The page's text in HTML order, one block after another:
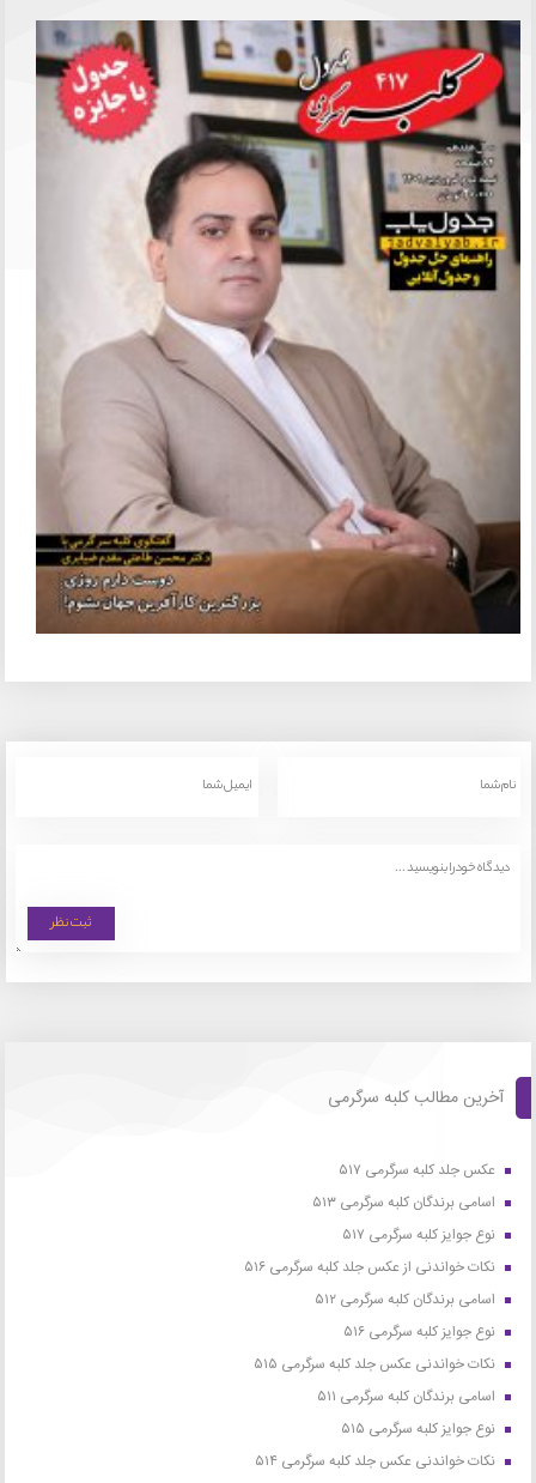
آخرین مطالب کلبه سرگرمی
عکس جلد کلبه سرگرمی ۵۱۷
اسامی برندگان کلبه سرگرمی ۵۱۳
نوع جوایز کلبه سرگرمی ۵۱۷
نکات خواندنی از عکس جلد کلبه سرگرمی ۵۱۶
اسامی برندگان کلبه سرگرمی ۵۱۲
نوع جوایز کلبه سرگرمی ۵۱۶
نکات خواندنی عکس جلد کلبه سرگرمی ۵۱۵
اسامی برندگان کلبه سرگرمی ۵۱۱
نوع جوایز کلبه سرگرمی ۵۱۵
نکات خواندنی عکس جلد کلبه سرگرمی ۵۱۴